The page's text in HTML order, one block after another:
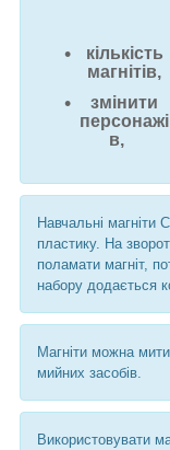
кількість
магнітів,
змінити
персонажі
в,
Навчальні магніти
пластику. На
поламати магніт,
набору додається
Магніти можна
мийних засобів.
Використовувати